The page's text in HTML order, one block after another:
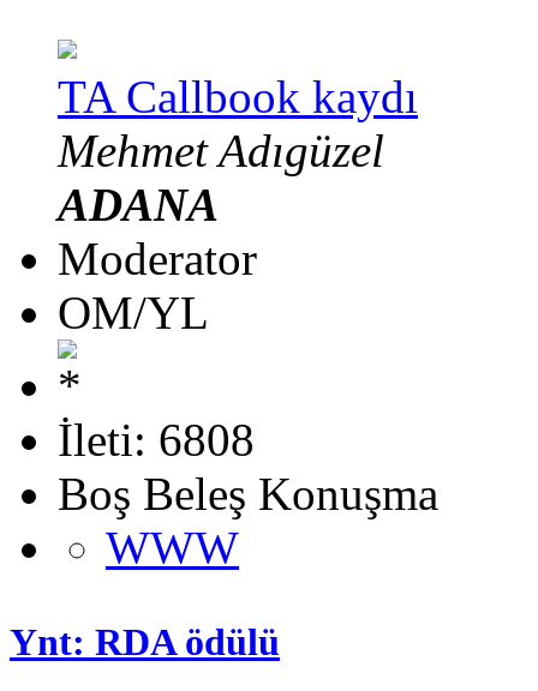
TA Callbook kaydı
Mehmet Adıgüzel
ADANA
Moderator
OM/YL
İleti: 6808
Boş Beleş Konuşma
WWW
Ynt: RDA ödülü